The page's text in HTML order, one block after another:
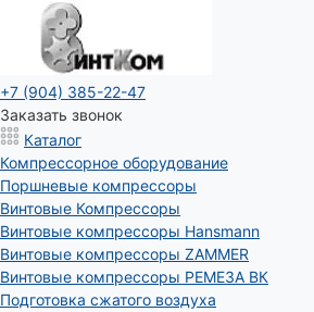
+7 (904) 385-22-47
Заказать звонок
Каталог
Компрессорное оборудование
Поршневые компрессоры
Винтовые Компрессоры
Винтовые компрессоры Hansmann
Винтовые компрессоры ZAMMER
Винтовые компрессоры РЕМЕЗА ВК
Подготовка сжатого воздуха